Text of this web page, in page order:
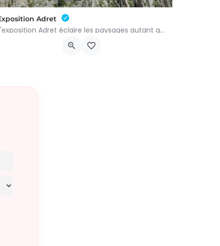
Adret
L'exposition Adret éclaire les paysages autant qu’il nous expose à eux. Entre observation, contemplation et…
Rue de Montauban 81